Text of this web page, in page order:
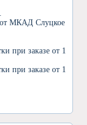
от МКАД Слуцкое
при заказе от 1
при заказе от 1